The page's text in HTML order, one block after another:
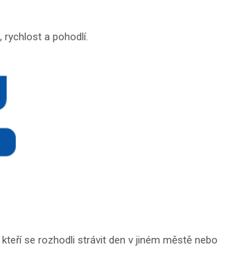
rychlost a pohodlí.
se rozhodli strávit den v jiném městě nebo